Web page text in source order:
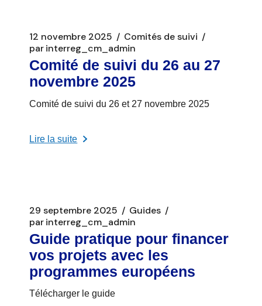
12 novembre 2025
Comités de suivi
parinterreg_cm_admin
Comité de suivi du 26 au 27
novembre 2025
Comité de suivi du 26 et 27 novembre 2025
Lire la suite
29 septembre 2025
Guides
parinterreg_cm_admin
Guide pratique pour financer
vos projets avec les
programmes européens
Télécharger le guide